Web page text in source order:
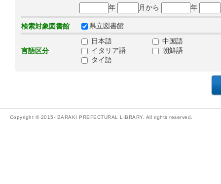
年
月から 年
検索対象図書館 県立図書館
言語区分
日本語
中国語
イタリア語
朝鮮語
タイ語
Copyright © 2015-IBARAKI PREFECTURAL LIBRARY. All rights reserved.